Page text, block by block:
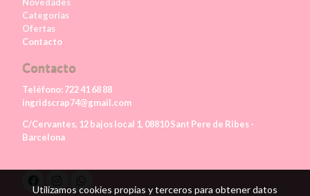
Categorías
Ofertas
Contacto
Contacto
Teléfono:722 41 68 88
ingridscrap74@gmail.com
C/Cervantes, 12 bajos local 1, 08810 Sant Pere de Ribes -
Barcelona
Utilizamos cookies propias y terceros para obtener datos